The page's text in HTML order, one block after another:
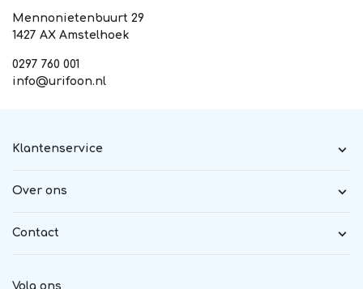
Mennonietenbuurt 29
1427 AX Amstelhoek
0297 760 001
info@urifoon.nl
Klantenservice
Over ons
Contact
Volg ons